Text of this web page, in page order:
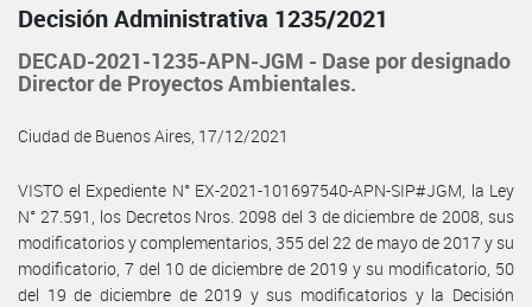
Decisión Administrativa 1235/2021
DECAD-2021-1235-APN-JGM - Dase por designado
Director de Proyectos Ambientales.
Ciudad de Buenos Aires, 17/12/2021
VISTO el Expediente N° EX-2021-101697540-APN-SIP#JGM, la Ley
N° 27.591, los Decretos Nros. 2098 del 3 de diciembre de 2008, sus
modificatorios y complementarios, 355 del 22 de mayo de 2017 y su
modificatorio, 7 del 10 de diciembre de 2019 y su modificatorio, 50
del 19 de diciembre de 2019 y sus modificatorios y la Decisión